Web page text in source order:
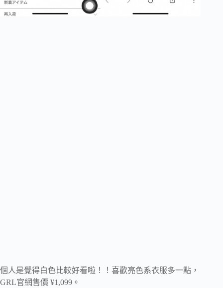
個人是覺得白色比較好看啦！！喜歡亮色系衣服多一點，
GRL官網售價 ¥1,099。